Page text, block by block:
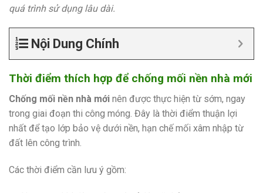
quá trình sử dụng lâu dài.
Nội Dung Chính
Thời điểm thích hợp để chống mối nền nhà mới
Chống mối nền nhà mới nên được thực hiện từ sớm, ngay
trong giai đoạn thi công móng. Đây là thời điểm thuận lợi
nhất để tạo lớp bảo vệ dưới nền, hạn chế mối xâm nhập từ
đất lên công trình.
Các thời điểm cần lưu ý gồm: